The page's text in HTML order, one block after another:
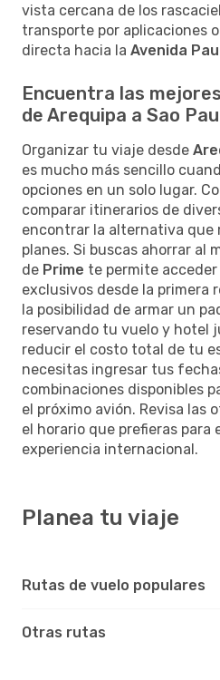
vista cercana de los
transporte por aplicaciones
directa hacia la Avenida
Encuentra las
de Arequipa a Sao
Organizar tu viaje desde
es mucho más sencillo
opciones en un solo lugar.
comparar itinerarios de
encontrar la alternativa que
planes. Si buscas ahorrar al
de Prime te permite
exclusivos desde la primera
la posibilidad de armar un
reservando tu vuelo y hotel
reducir el costo total de tu
necesitas ingresar tus
combinaciones disponibles
el próximo avión. Revisa las
el horario que prefieras para
experiencia internacional.
Planea tu viaje
Rutas de vuelo populares
Otras rutas